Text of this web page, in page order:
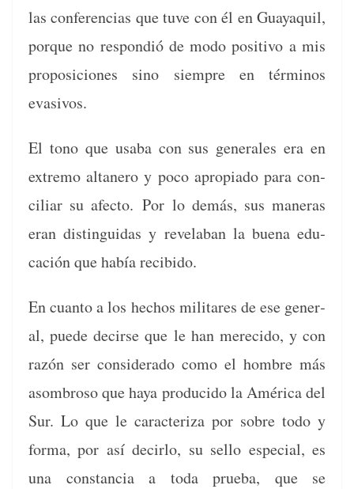
las con­fer­en­cias que tuve con él en Guayaquil,
porque no respondió de modo pos­i­ti­vo a mis
proposi­ciones sino siem­pre en tér­mi­nos
evasivos.
El tono que usa­ba con sus gen­erales era en
extremo altane­ro y poco apropi­a­do para con­
cil­iar su afec­to.Por lo demás, sus man­eras
eran dis­tin­guidas y rev­e­la­ban la bue­na edu­
cación que había recibido.
En cuan­to a los hechos mil­itares de ese gen­er­
al, puede decirse que le han mere­ci­do, y con
razón ser con­sid­er­a­do como el hom­bre más
asom­broso que haya pro­duci­do la Améri­ca del
Sur. Lo que le car­ac­ter­i­za por sobre todo y
for­ma, por así decir­lo, su sel­lo espe­cial, es
una con­stan­cia a toda prue­ba, que se